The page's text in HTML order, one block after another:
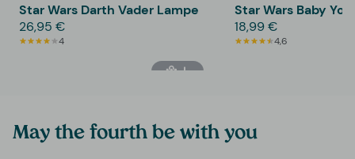
Star Wars Darth Vader Lampe
26,95 €
4
Star Wars Baby
18,99 €
4,6
May the fourth be with you